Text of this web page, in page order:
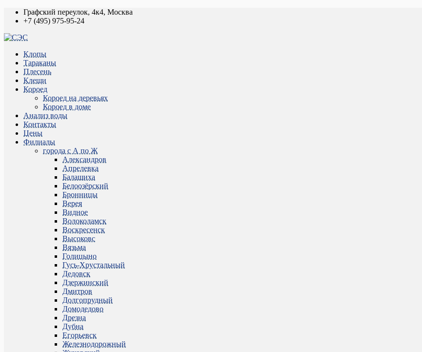
Графский переулок, 4к4, Москва
+7 (495) 975-95-24
Клопы
Тараканы
Плесень
Клещи
Короед
Короед на деревьях
Короед в доме
Анализ воды
Контакты
Цены
Филиалы
города с А по Ж
Александров
Апрелевка
Балашиха
Белоозёрский
Бронницы
Верея
Видное
Волоколамск
Воскресенск
Высоковс
Вязьма
Голицыно
Гусь-Хрустальный
Дедовск
Дзержинский
Дмитров
Долгопрудный
Домодедово
Дрезна
Дубна
Егорьевск
Железнодорожный